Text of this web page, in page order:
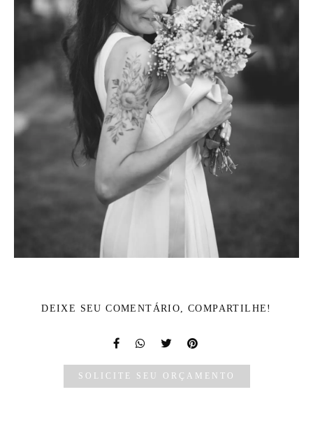
DEIXE SEU COMENTÁRIO, COMPARTILHE!
SOLICITE SEU ORÇAMENTO